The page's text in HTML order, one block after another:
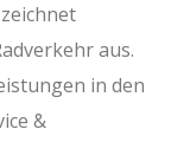
aus.
in den
&